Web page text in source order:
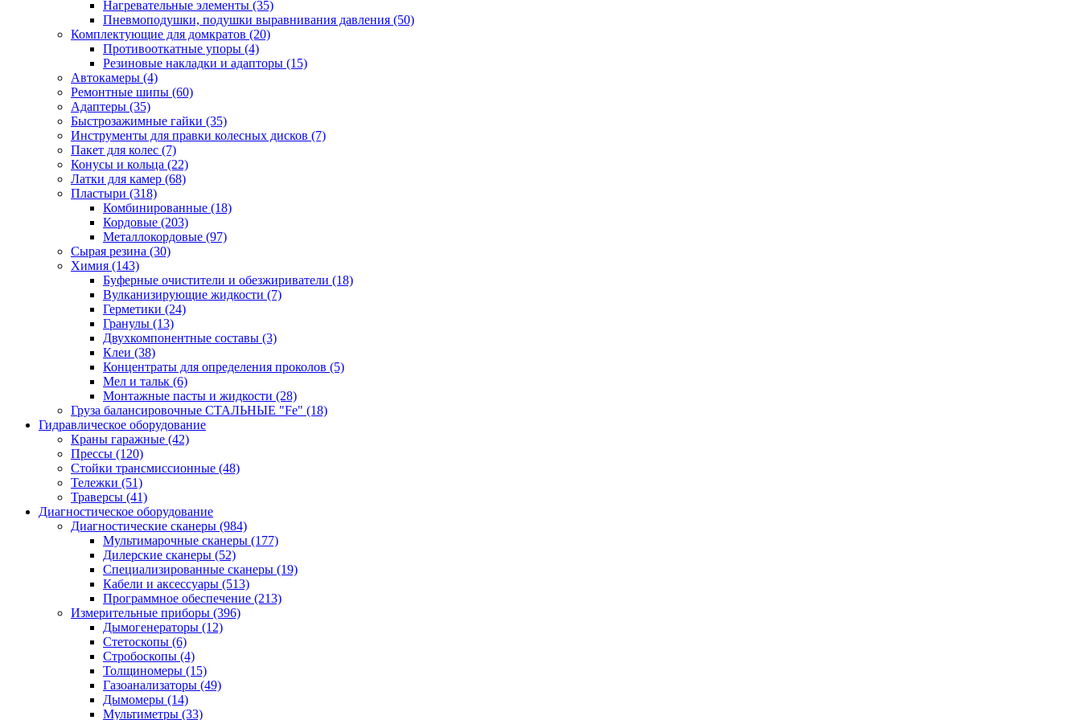
Нагревательные элементы (35)
Пневмоподушки, подушки выравнивания давления (50)
Комплектующие для домкратов (20)
Противооткатные упоры (4)
Резиновые накладки и адапторы (15)
Автокамеры (4)
Ремонтные шипы (60)
Адаптеры (35)
Быстрозажимные гайки (35)
Инструменты для правки колесных дисков (7)
Пакет для колес (7)
Конусы и кольца (22)
Латки для камер (68)
Пластыри (318)
Комбинированные (18)
Кордовые (203)
Металлокордовые (97)
Сырая резина (30)
Химия (143)
Буферные очистители и обезжириватели (18)
Вулканизирующие жидкости (7)
Герметики (24)
Гранулы (13)
Двухкомпонентные составы (3)
Клеи (38)
Концентраты для определения проколов (5)
Мел и тальк (6)
Монтажные пасты и жидкости (28)
Груза балансировочные СТАЛЬНЫЕ "Fe" (18)
Гидравлическое оборудование
Краны гаражные (42)
Прессы (120)
Стойки трансмиссионные (48)
Тележки (51)
Траверсы (41)
Диагностическое оборудование
Диагностические сканеры (984)
Мультимарочные сканеры (177)
Дилерские сканеры (52)
Специализированные сканеры (19)
Кабели и аксессуары (513)
Программное обеспечение (213)
Измерительные приборы (396)
Дымогенераторы (12)
Стетоскопы (6)
Стробоскопы (4)
Толщиномеры (15)
Газоанализаторы (49)
Дымомеры (14)
Мультиметры (33)